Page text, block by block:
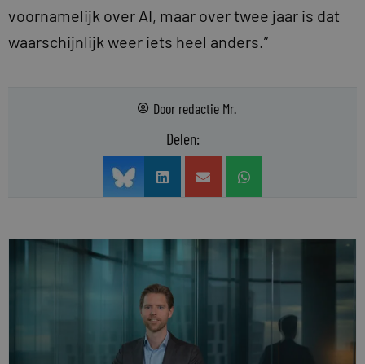
voornamelijk over AI, maar over twee jaar is dat
waarschijnlijk weer iets heel anders.”
Door redactie Mr.
Delen: